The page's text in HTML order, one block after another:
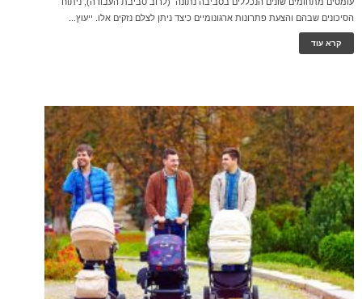
הסיכונים שבהם והצעת פתרונות ארגונומיים כיצד ניתן לצלם נזקים אלו. ייעוץ...
קרא עוד